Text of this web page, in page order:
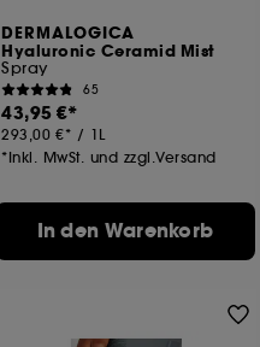
DERMALOGICA
Hyaluronic Ceramid Mist
Spray
65
43,95 €
293,00 € / 1L
*Inkl. MwSt. und zzgl.Versand
In den Warenkorb